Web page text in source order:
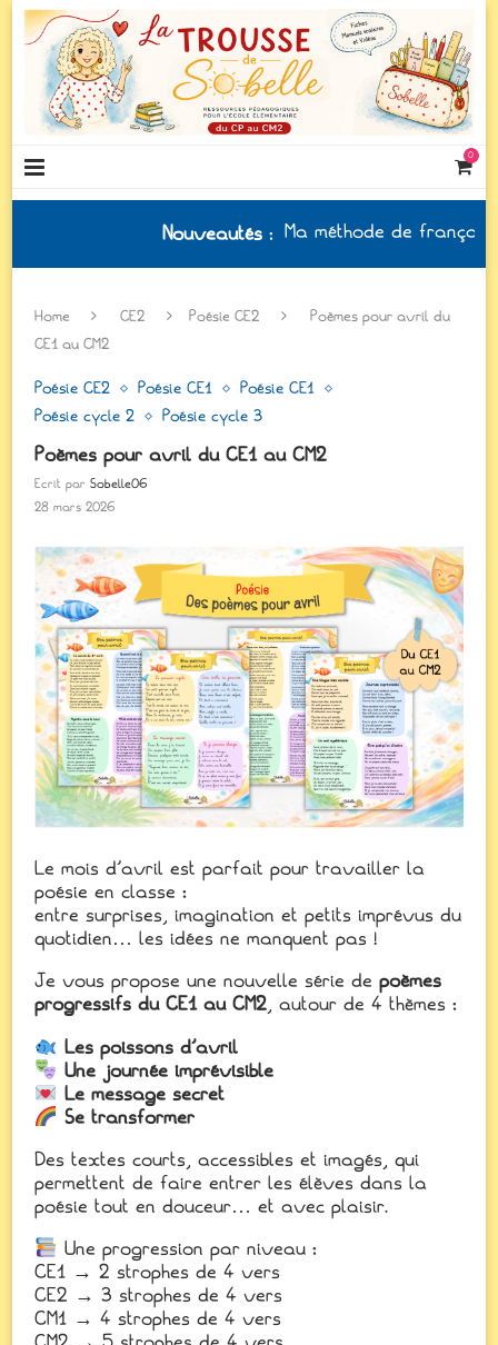
0
Nouveautés: Ma méthode de français à
Home CE2 Poésie CE2
Poèmes pour avril du
CE1 au CM2
Poésie CE2 Poésie CE1
Poésie CE1
Poésie cycle 2
Poésie cycle 3
Poèmes pour avril du CE1 au CM2
Ecrit parSobelle06
28 mars 2026
Le mois d’avril est parfait pour travailler la
poésie en classe :
entre surprises, imagination et petits imprévus du
quotidien… les idées ne manquent pas !
Je vous propose une nouvelle série depoèmes
progressifs du CE1 au CM2, autour de 4 thèmes :
Les poissons d’avril
Une journée imprévisible
Le message secret
Se transformer
Des textes courts, accessibles et imagés, qui
permettent de faire entrer les élèves dans la
poésie tout en douceur… et avec plaisir.
Une progression par niveau :
CE1 → 2 strophes de 4 vers
CE2 → 3 strophes de 4 vers
CM1 → 4 strophes de 4 vers